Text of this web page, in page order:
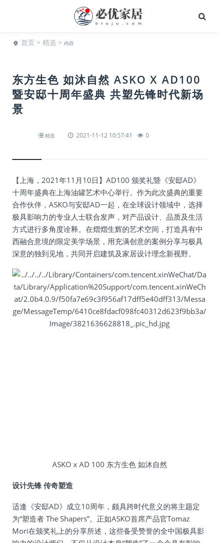
首页 > 精选 > 内容
东方生色 如沐自然 ASKO X AD100
暨安邸十周年盛典 共塑先锋时代新场
景
精选 2021-11-12 10:57:41 0
【上海，2021年11月10日】AD100 颁奖礼暨《安邸AD》
十周年盛典在上海油罐艺术中心举行。作为此次盛典的重要
合作伙伴，ASKO与安邸AD一起，在全球设计领域中，选择
极具影响力的专业人士联合发声，对产品设计、品质及生活
方式进行多角度诠释。在熠熠生辉的艺术空间，打造具有中
西融合意境的限定美学场景，用充满创意的案例分享与极具
深意的独到见地，共同开启建筑及家居设计理念新视野。
ASKO x AD 100 东方生色 如沐自然
设计先锋 传奇塑造
适逢《安邸AD》成立10周年，颇具跨时代意义的将主题定
为“塑造者 The Shapers”。正如ASKO首席产品官Tomaz
Mori在颁奖礼上的分享所述，这些备受赞誉的全中国极具影